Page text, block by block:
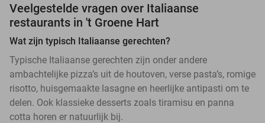
Veelgestelde vragen over Italiaanse
restaurants in 't Groene Hart
Wat zijn typisch Italiaanse gerechten?
Typische Italiaanse gerechten zijn onder andere
ambachtelijke pizza’s uit de houtoven, verse pasta’s, romige
risotto, huisgemaakte lasagne en heerlijke antipasti om te
delen. Ook klassieke desserts zoals tiramisu en panna
cotta horen er natuurlijk bij.